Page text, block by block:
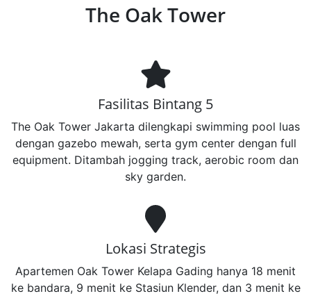
The Oak Tower
Fasilitas Bintang 5
The Oak Tower Jakarta dilengkapi swimming pool luas
dengan gazebo mewah, serta gym center dengan full
equipment. Ditambah jogging track, aerobic room dan
sky garden.
Lokasi Strategis
Apartemen Oak Tower Kelapa Gading hanya 18 menit
ke bandara, 9 menit ke Stasiun Klender, dan 3 menit ke